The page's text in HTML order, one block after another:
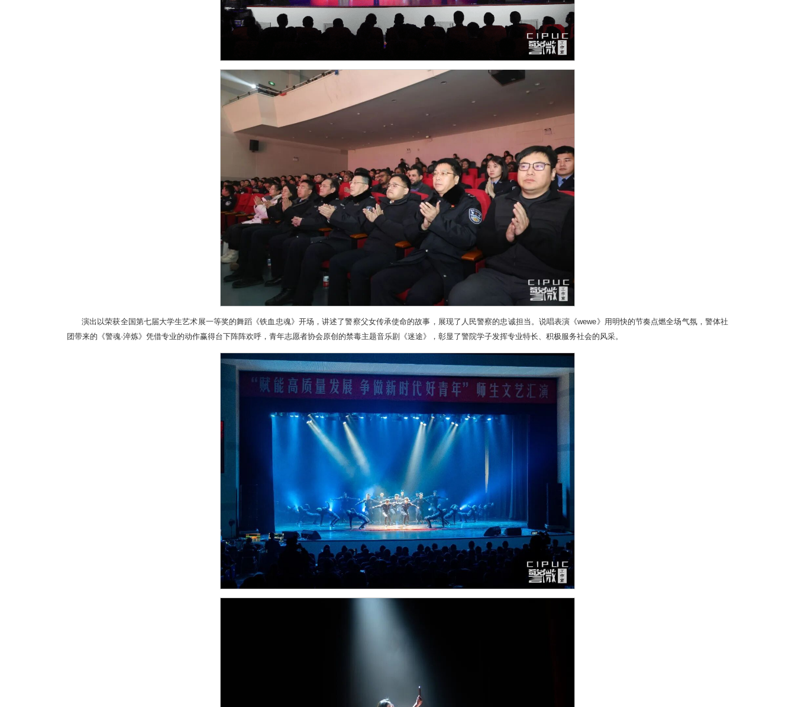
演出以荣获全国第七届大学生艺术展一等奖的舞蹈《铁血忠魂》开场，讲述了警察父女传承使命的故事，展现了人民警察的忠诚担当。说唱表演《wewe》用明快的节奏点燃全场气氛，警体社
团带来的《警魂·淬炼》凭借专业的动作赢得台下阵阵欢呼，青年志愿者协会原创的禁毒主题音乐剧《迷途》，彰显了警院学子发挥专业特长、积极服务社会的风采。